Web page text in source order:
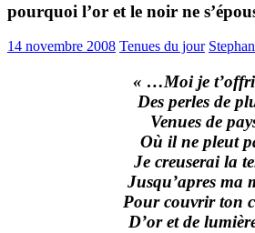
pourquoi l’or et le noir ne
14 novembre 2008 Tenues du jour
« …Moi je
Des perles de
Venues de
Où il ne pleut
Je creuserai la
Jusqu’apres ma
Pour couvrir ton
D’or et de